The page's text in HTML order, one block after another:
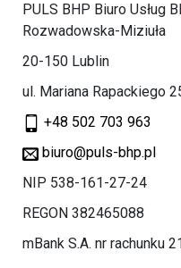
PULS BHP Biuro Usług
Rozwadowska-Miziuła
20-150 Lublin
ul. Mariana Rapackiego
+48 502 703 963
biuro@puls-bhp.pl
NIP 538-161-27-24
REGON 382465088
mBank S.A. nr rachunku